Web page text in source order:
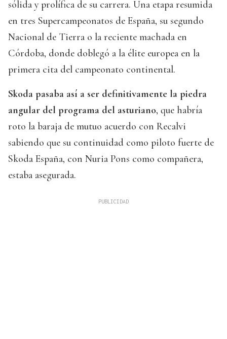
sólida y prolífica de su carrera. Una etapa resumida
en tres Supercampeonatos de España, su segundo
Nacional de Tierra o la reciente machada en
Córdoba, donde doblegó a la élite europea en la
primera cita del campeonato continental.
Skoda pasaba así a ser definitivamente la piedra
angular del programa del asturiano, que habría
roto la baraja de mutuo acuerdo con Recalvi
sabiendo que su continuidad como piloto fuerte de
Skoda España, con Nuria Pons como compañera,
estaba asegurada.